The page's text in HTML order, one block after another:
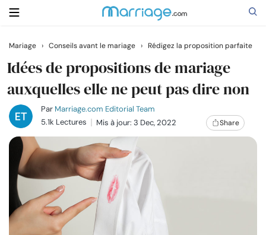
Rechercher
Se marier
Relations
Famille
Aide
Mariage › Conseils avant le mariage › Rédigez la proposition parfaite
Idées de propositions de mariage
auxquelles elle ne peut pas dire non
Par Marriage.com Editorial Team
5.1k Lectures
Mis à jour: 3 Dec, 2022 Share